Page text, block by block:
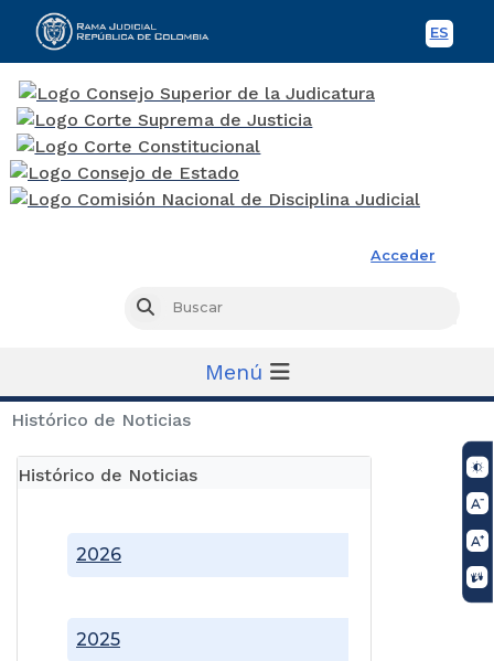
ES
Acceder
Buscar
Menú
Histórico de Noticias
Histórico de Noticias
2025
2026